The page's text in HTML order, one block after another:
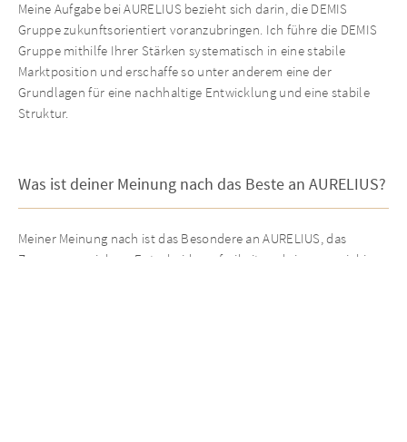
Meine Aufgabe bei AURELIUS bezieht sich darin, die DEMIS
Gruppe zukunftsorientiert voranzubringen. Ich führe die DEMIS
Gruppe mithilfe Ihrer Stärken systematisch in eine stabile
Marktposition und erschaffe so unter anderem eine der
Grundlagen für eine nachhaltige Entwicklung und eine stabile
Struktur.
Was ist deiner Meinung nach das Beste an AURELIUS?
Meiner Meinung nach ist das Besondere an AURELIUS, das
Zusammenspiel aus Entscheidungsfreiheit und einer ausgiebigen